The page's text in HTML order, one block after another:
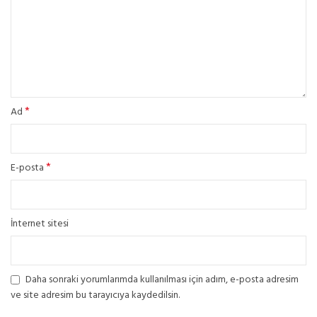
Ad*
E-posta*
İnternet sitesi
Daha sonraki yorumlarımda kullanılması için adım, e-posta adresim
ve site adresim bu tarayıcıya kaydedilsin.